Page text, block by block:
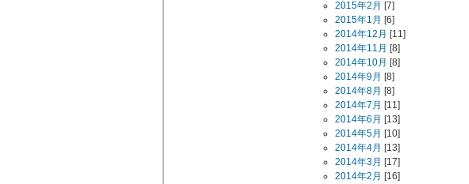
2015年2月 [7]
2015年1月 [6]
2014年12月 [11]
2014年11月 [8]
2014年10月 [8]
2014年9月 [8]
2014年8月 [8]
2014年7月 [11]
2014年6月 [13]
2014年5月 [10]
2014年4月 [13]
2014年3月 [17]
2014年2月 [16]